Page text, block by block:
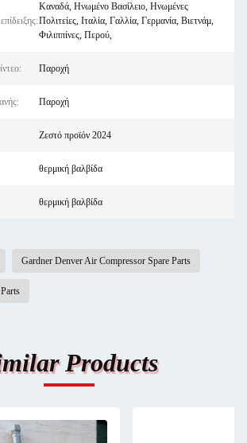
Καναδά, Ηνωμένο Βασίλειο, Ηνωμένες
Πολιτείες, Ιταλία, Γαλλία, Γερμανία, Βιετνάμ,
Φιλιππίνες, Περού,
Παροχή
Παροχή
Ζεστό προϊόν 2024
θερμική βαλβίδα
θερμική βαλβίδα
Gardner Denver Air Compressor Spare Parts
Products